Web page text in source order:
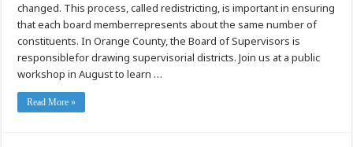
changed. This process, called redistricting, is important in ensuring
that each board memberrepresents about the same number of
constituents. In Orange County, the Board of Supervisors is
responsiblefor drawing supervisorial districts. Join us at a public
workshop in August to learn …
Read More »